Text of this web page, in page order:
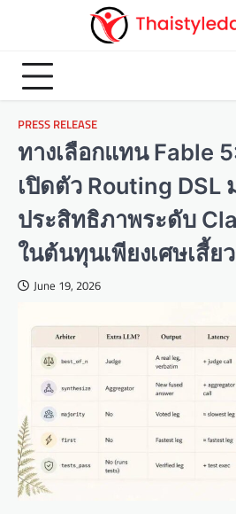
PRESS RELEASE
ทางเลือกแทน Fable
เปิดตัว Routing DSL
ประสิทธิภาพระดับ
ในต้นทุนเพียงเศษเสี้ยว
June 19, 2026